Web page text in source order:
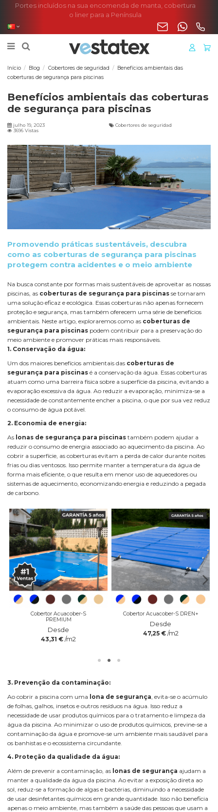
Portes incluídos na sua encomenda de manta, cobertura
o liner para a Península
Início Blog Cobertores de seguridad
Benefícios ambientais das
coberturas de segurança para piscinas
Benefícios ambientais das coberturas
de segurança para piscinas
julho 19, 2023
Cobertores de seguridad
3696 Vistas
Promovendo práticas sustentáveis, descubra
como as coberturas de segurança para piscinas
protegem contra acidentes e o meio ambiente
Na busca constante por formas mais sustentáveis de aproveitar as nossas
piscinas, as coberturas de segurança para piscinas se tornaram
uma solução eficaz e ecológica. Essas coberturas não apenas fornecem
proteção e segurança, mas também oferecem uma série de benefícios
ambientais. Neste artigo, exploraremos como as coberturas de
segurança para piscinas podem contribuir para a preservação do
meio ambiente e promover práticas mais responsáveis.
1. Conservação da água:
Um dos maiores benefícios ambientais das coberturas de
segurança para piscinas é a conservação da água. Essas coberturas
atuam como uma barreira física sobre a superfície da piscina, evitando a
evaporação excessiva da água. Ao reduzir a evaporação, minimiza-se a
necessidade de constantemente encher a piscina, o que por sua vez reduz
o consumo de água potável.
2. Economia de energia:
As lonas de segurança para piscinas também podem ajudar a
reduzir o consumo de energia associado ao aquecimento da piscina. Ao
cobrir a superfície, as coberturas evitam a perda de calor durante noites
frias ou dias ventosos. Isso permite manter a temperatura da água de
forma mais eficiente, o que resulta em menor uso de aquecedores ou
sistemas de aquecimento, economizando energia e reduzindo a pegada
de carbono.
Cobertor Acuacober-S
PREMIUM
Desde
43,31 € /m2
Cobertor Acuacober-S DREN+
Desde
47,25 € /m2
3. Prevenção da contaminação:
Ao cobrir a piscina com uma lona de segurança , evita-se o acúmulo
de folhas, galhos, insetos e outros resíduos na água. Isso reduz a
necessidade de usar produtos químicos para o tratamento e limpeza da
água da piscina. Ao minimizar o uso de produtos químicos, previne-se a
contaminação da água e promove-se um ambiente mais saudável para
os banhistas e o ecossistema circundante.
4. Proteção da qualidade da água:
Além de prevenir a contaminação, as lonas de segurança ajudam a
manter a qualidade da água da piscina. Ao evitar a exposição direta ao
sol, reduz-se a formação de algas e bactérias, diminuindo a necessidade
de usar desinfetantes químicos em grande quantidade. Isso não beneficia
apenas o meio ambiente, mas também a saúde das pessoas que usam a